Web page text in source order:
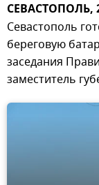
СЕВАСТОПОЛЬ,
Севастополь
береговую
заседания
заместитель